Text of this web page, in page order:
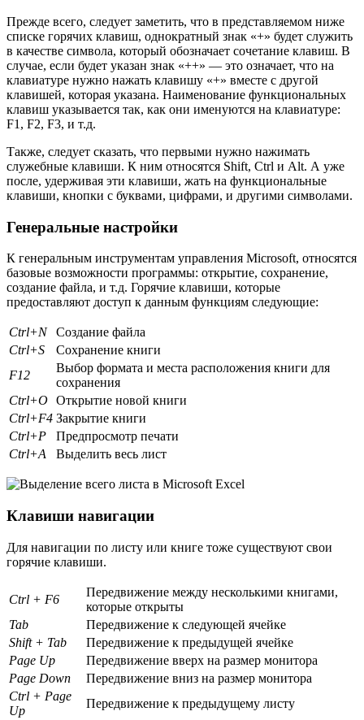
Прежде всего, следует заметить, что в представляемом ниже
списке горячих клавиш, однократный знак «+» будет служить
в качестве символа, который обозначает сочетание клавиш. В
случае, если будет указан знак «++» — это означает, что на
клавиатуре нужно нажать клавишу «+» вместе с другой
клавишей, которая указана. Наименование функциональных
клавиш указывается так, как они именуются на клавиатуре:
F1, F2, F3, и т.д.
Также, следует сказать, что первыми нужно нажимать
служебные клавиши. К ним относятся Shift, Ctrl и Alt. А уже
после, удерживая эти клавиши, жать на функциональные
клавиши, кнопки с буквами, цифрами, и другими символами.
Генеральные настройки
К генеральным инструментам управления Microsoft, относятся
базовые возможности программы: открытие, сохранение,
создание файла, и т.д. Горячие клавиши, которые
предоставляют доступ к данным функциям следующие:
Ctrl+N
Создание файла
Ctrl+S
Сохранение книги
F12
Выбор формата и места расположения книги для
сохранения
Ctrl+O Открытие новой книги
Ctrl+F4 Закрытие книги
Ctrl+P
Предпросмотр печати
Ctrl+A
Выделить весь лист
Клавиши навигации
Для навигации по листу или книге тоже существуют свои
горячие клавиши.
Ctrl + F6
Передвижение между несколькими книгами,
которые открыты
Tab
Передвижение к следующей ячейке
Shift + Tab
Передвижение к предыдущей ячейке
Page Up
Передвижение вверх на размер монитора
Page Down
Передвижение вниз на размер монитора
Ctrl + Page
Up
Передвижение к предыдущему листу